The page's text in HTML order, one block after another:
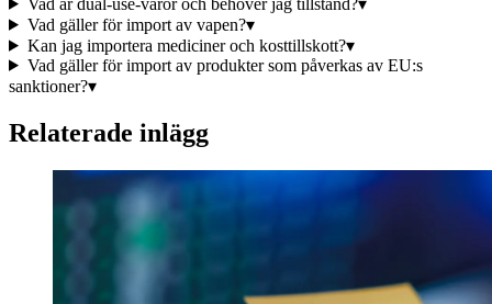
Vad gäller för import av vapen?▾
Kan jag importera mediciner och kosttillskott?▾
Vad gäller för import av produkter som påverkas av EU:s
sanktioner?▾
Relaterade inlägg